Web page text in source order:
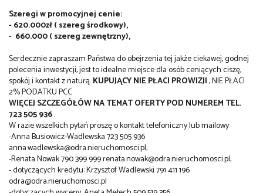
Szeregi w promocyjnej cenie:
- 620.000zł ( szereg środkowy),
- 660.000 ( szereg zewnętrzny),
Serdecznie zapraszam Państwa do obejrzenia tej jakże ciekawej, godnej
polecenia inwestycji, jest to idealne miejsce dla osób ceniących ciszę,
spokój i kontakt z naturą.KUPUJĄCY NIE PŁACI PROWIZJI, NIE PŁACI
2% PODATKU PCC
WIĘCEJ SZCZEGÓŁÓW NA TEMAT OFERTY POD NUMEREM TEL.
723 505 936.
W razie wszelkich pytań proszę o kontakt telefoniczny lub mailowy:
-Anna Busiowicz-Wadlewska 723 505 936
anna.wadlewska@odra.nieruchomosci.pl;
-Renata Nowak 790 399 999 renata.nowak@odra.nieruchomosci.pl;
- dotyczących kredytu: Krzysztof Wadlewski 791 411 196
odra@odra.nieruchomosci.pl